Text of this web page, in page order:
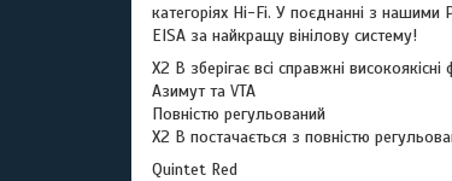
категоріях Hi-Fi. У поєднанні з
EISA за найкращу вінілову систему!
X2 B зберігає всі справжні
Азимут та VTA
Повністю регульований
X2 B постачається з повністю
Quintet Red